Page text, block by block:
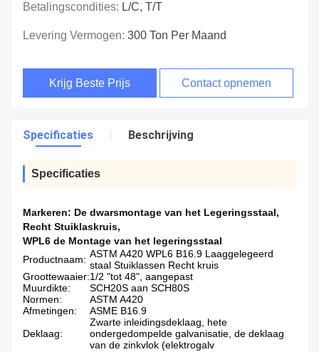
Betalingscondities: L/C, T/T
Levering Vermogen: 300 Ton Per Maand
Krijg Beste Prijs Contact opnemen
Specificaties Beschrijving
Specificaties
Markeren: De dwarsmontage van het Legeringsstaal,
Recht Stuiklaskruis,
WPL6 de Montage van het legeringsstaal
Productnaam: ASTM A420 WPL6 B16.9 Laaggelegeerd
staal Stuiklassen Recht kruis
Groottewaaier:1/2 "tot 48", aangepast
Muurdikte:
SCH20S aan SCH80S
Normen:
ASTM A420
Afmetingen:
ASME B16.9
Deklaag:
Zwarte inleidingsdeklaag, hete
ondergedompelde galvanisatie, de deklaag
van de zinkvlok (elektrogalv